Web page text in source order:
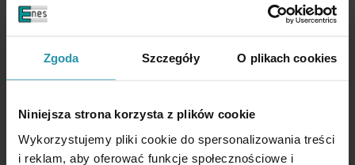
Zgoda Szczegóły O plikach cookies
Niniejsza strona korzysta z plików cookie
Wykorzystujemy pliki cookie do spersonalizowania treści
i reklam, aby oferować funkcje społecznościowe i
STALNA MAGNETNA VPENJALNA DRŽALA